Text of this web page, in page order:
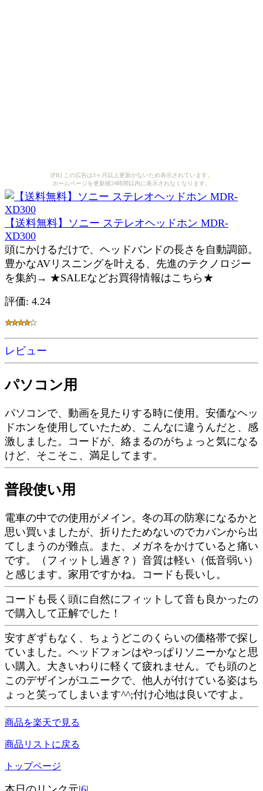
[PR] この広告は3ヶ月以上更新がないため表示されています。
ホームページを更新後24時間以内に表示されなくなります。
【送料無料】ソニー ステレオヘッドホン MDR-
XD300
頭にかけるだけで、ヘッドバンドの長さを自動調節。
豊かなAVリスニングを叶える、先進のテクノロジー
を集約→ ★SALEなどお買得情報はこちら★
評価: 4.24
レビュー
パソコン用
パソコンで、動画を見たりする時に使用。安価なヘッ
ドホンを使用していたため、こんなに違うんだと、感
激しました。コードが、絡まるのがちょっと気になる
けど、そこそこ、満足してます。
普段使い用
電車の中での使用がメイン。冬の耳の防寒になるかと
思い買いましたが、折りたためないのでカバンから出
てしまうのが難点。また、メガネをかけていると痛い
です。（フィットし過ぎ？）音質は軽い（低音弱い）
と感じます。家用ですかね。コードも長いし。
コードも長く頭に自然にフィットして音も良かったの
で購入して正解でした！
安すぎずもなく、ちょうどこのくらいの価格帯で探し
ていました。ヘッドフォンはやっぱりソニーかなと思
い購入。大きいわりに軽くて疲れません。でも頭のと
このデザインがユニークで、他人が付けている姿はち
ょっと笑ってしまいます^^;付け心地は良いですよ。
商品を楽天で見る
商品リストに戻る
トップページ